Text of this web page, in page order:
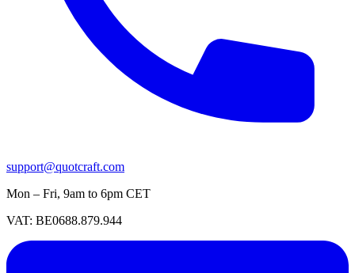
support@quotcraft.com
Mon – Fri, 9am to 6pm CET
VAT: BE0688.879.944